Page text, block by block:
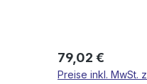
Regulärer Preis:
79,02 €
Preise inkl. MwSt.